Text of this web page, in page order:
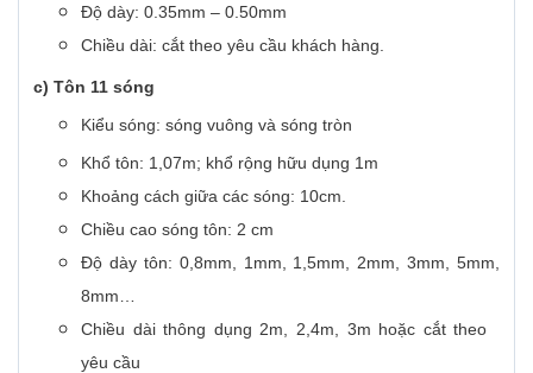
Độ dày: 0.35mm – 0.50mm
Chiều dài: cắt theo yêu cầu khách hàng.
c) Tôn 11 sóng
Kiểu sóng: sóng vuông và sóng tròn
Khổ tôn: 1,07m; khổ rộng hữu dụng 1m
Khoảng cách giữa các sóng: 10cm.
Chiều cao sóng tôn: 2 cm
Độ dày tôn: 0,8mm, 1mm, 1,5mm, 2mm, 3mm, 5mm,
8mm…
Chiều dài thông dụng 2m, 2,4m, 3m hoặc cắt theo
yêu cầu